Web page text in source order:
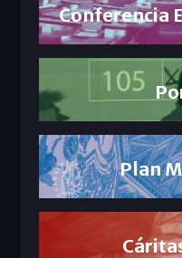
Conferencia
Plan